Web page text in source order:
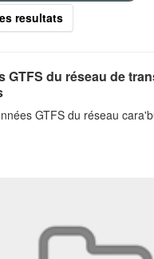
resultats
GTFS du réseau de
GTFS du réseau